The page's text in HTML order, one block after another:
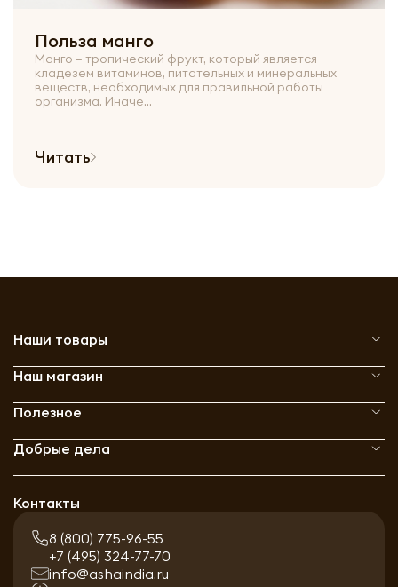
Польза манго
Манго – тропический фрукт, который является
кладезем витаминов, питательных и минеральных
веществ, необходимых для правильной работы
организма. Иначе...
Читать
Наши товары
Наш магазин
Полезное
Добрые дела
Контакты
8 (800) 775-96-55
+7 (495) 324-77-70
info@ashaindia.ru